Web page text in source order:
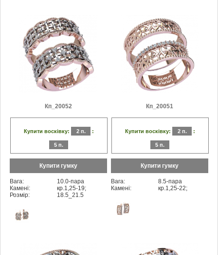
Кп_20052
Купити восківку: 2 п. :
5 п.
Купити гумку
Вага:
10.0-пара
Камені:
кр.1,25-19;
Розмір:
18.5_21.5
Кп_20051
Купити восківку: 2 п. :
5 п.
Купити гумку
Вага:
8.5-пара
Камені:
кр.1,25-22;